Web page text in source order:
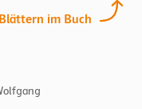
Blättern im Buch